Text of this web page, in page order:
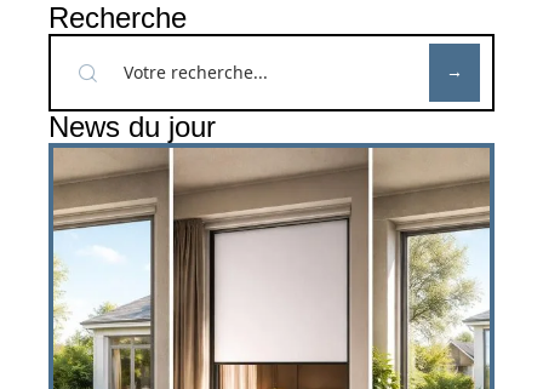
Recherche
News du jour